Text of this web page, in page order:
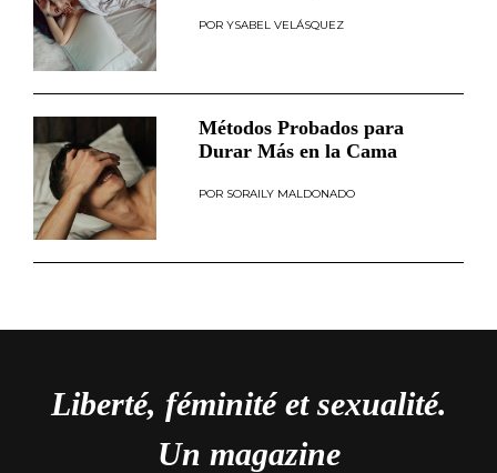
YSABEL VELÁSQUEZ
Métodos Probados para
Durar Más en la Cama
SORAILY MALDONADO
Liberté, féminité et sexualité.
Un magazine